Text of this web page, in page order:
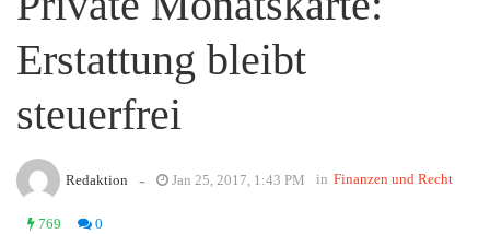
Erstattung bleibt
steuerfrei
Redaktion - Jan 25, 2017, 1:43 PM in Finanzen und Recht
769 0